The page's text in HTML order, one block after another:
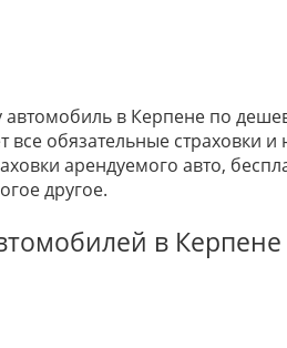
автомобиль в Керпене по
обязательные страховки
арендуемого авто,
другое.
в Керпене